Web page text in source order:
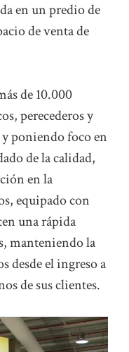
en un predio de
de venta de
de 10.000
perecederos y
poniendo foco en
de la calidad,
en la
equipado con
una rápida
manteniendo la
desde el ingreso a
de sus clientes.